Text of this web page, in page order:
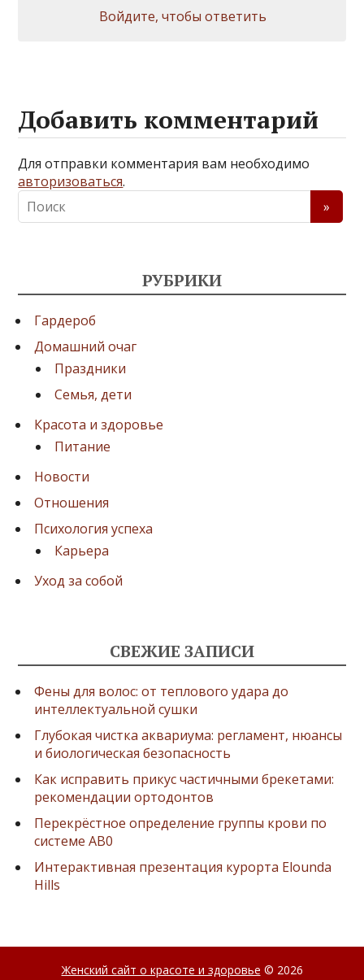
Войдите, чтобы ответить
Добавить комментарий
Для отправки комментария вам необходимо
авторизоваться.
РУБРИКИ
Гардероб
Домашний очаг
Праздники
Семья, дети
Красота и здоровье
Питание
Новости
Отношения
Психология успеха
Карьера
Уход за собой
СВЕЖИЕ ЗАПИСИ
Фены для волос: от теплового удара до
интеллектуальной сушки
Глубокая чистка аквариума: регламент, нюансы
и биологическая безопасность
Как исправить прикус частичными брекетами:
рекомендации ортодонтов
Перекрёстное определение группы крови по
системе AB0
Интерактивная презентация курорта Elounda
Hills
Женский сайт о красоте и здоровье © 2026